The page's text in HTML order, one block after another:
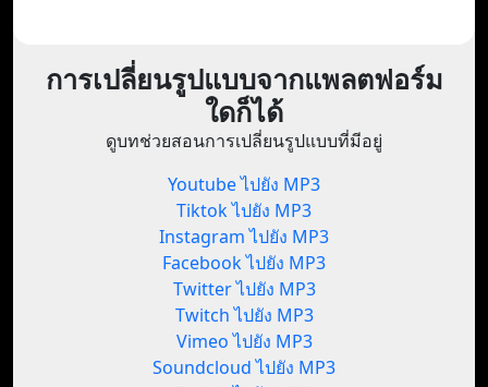
การเปลี่ยนรูปแบบจากแพลตฟอร์ม
ใดก็ได้
ดูบทช่วยสอนการเปลี่ยนรูปแบบที่มีอยู่
Youtube ไปยัง MP3
Tiktok ไปยัง MP3
Instagram ไปยัง MP3
Facebook ไปยัง MP3
Twitter ไปยัง MP3
Twitch ไปยัง MP3
Vimeo ไปยัง MP3
Soundcloud ไปยัง MP3